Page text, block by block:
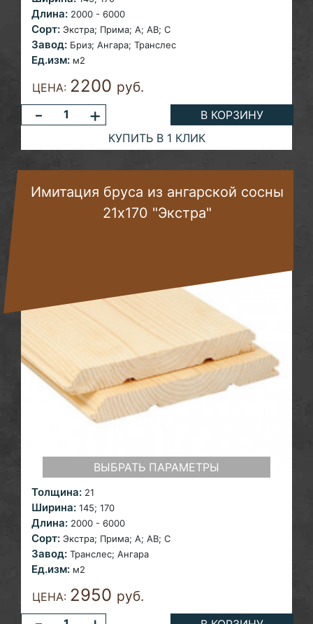
Длина: 2000 - 6000
Сорт: Экстра; Прима; A; AB; С
Завод: Бриз; Ангара; Транслес
Ед.изм: м2
ЦЕНА: 2200 руб.
- +
В КОРЗИНУ
КУПИТЬ В 1 КЛИК
Имитация бруса из ангарской сосны
21х170 "Экстра"
ВЫБРАТЬ ПАРАМЕТРЫ
Толщина: 21
Ширина: 145; 170
Длина: 2000 - 6000
Сорт: Экстра; Прима; A; AB; С
Завод: Транслес; Ангара
Ед.изм: м2
ЦЕНА: 2950 руб.